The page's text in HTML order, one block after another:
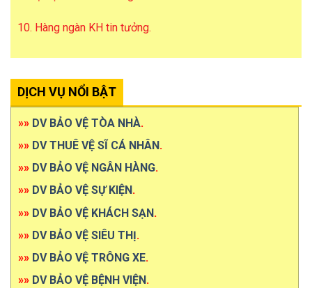
10. Hàng ngàn KH tin tưởng.
DỊCH VỤ NỔI BẬT
»» DV BẢO VỆ TÒA NHÀ.
»» DV THUÊ VỆ SĨ CÁ NHÂN.
»» DV BẢO VỆ NGÂN HÀNG.
»» DV BẢO VỆ SỰ KIỆN .
»» DV BẢO VỆ KHÁCH SẠN.
»» DV BẢO VỆ SIÊU THỊ.
»» DV BẢO VỆ TRÔNG XE.
»» DV BẢO VỆ BỆNH VIỆN.